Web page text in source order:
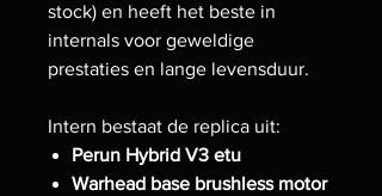
stock) en heeft het beste in
internals voor geweldige
prestaties en lange levensduur.
Intern bestaat de replica uit:
Perun Hybrid V3 etu
Warhead base brushless motor